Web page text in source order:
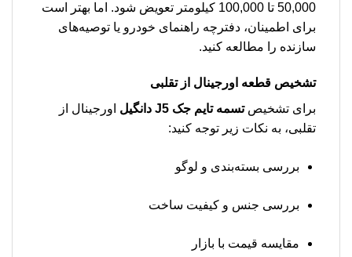
50,000 تا 100,000 کیلومتر تعویض شود. اما بهتر است
برای اطمینان، دفترچه راهنمای خودرو یا توصیه‌های
سازنده را مطالعه کنید.
تشخیص قطعه اورجینال از تقلبی
برای تشخیصتسمه تایم جک J5 دانگیل
اورجینال از
تقلبی، به نکات زیر توجه کنید:
بررسی بسته‌بندی و لوگو
بررسی جنس و کیفیت ساخت
مقایسه قیمت با بازار